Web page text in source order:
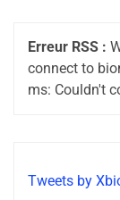
Erreur RSS :
connect to
ms: Couldn't
Tweets by